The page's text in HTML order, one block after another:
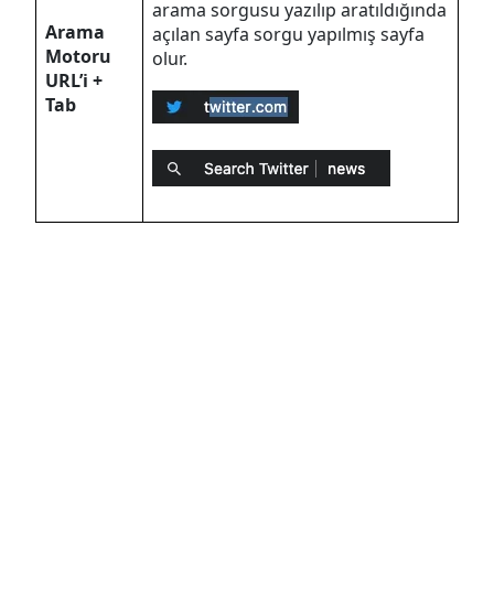
Arama
Motoru
URL’i +
Tab
arama sorgusu yazılıp aratıldığında
açılan sayfa sorgu yapılmış sayfa
olur.